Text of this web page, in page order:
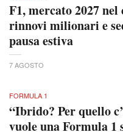
F1, mercato 2027 nel
rinnovi milionari e
pausa estiva
7 AGOSTO
FORMULA 1
“Ibrido? Per quello
vuole una Formula 1